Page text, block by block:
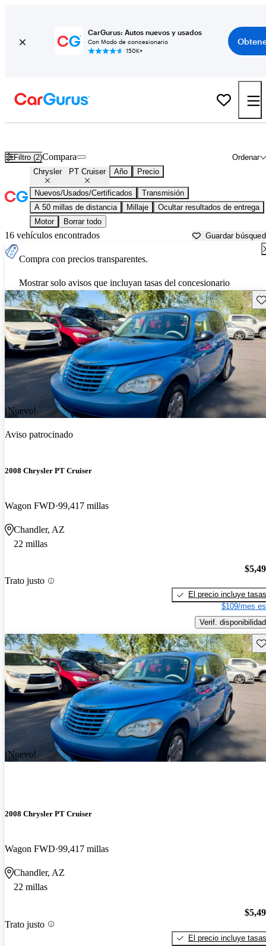
CarGurus: Autos nuevos y usados
Con Modo de concesionario
150K+
Filtro (2) Ordenar
Compara
Chrysler PT Cruiser Año Precio
Nuevos/Usados/Certificados
Transmisión
A 50 millas de distancia
Millaje
Ocultar resultados de entrega
Motor
Borrar todo
16 vehículos encontrados Guardar
Compra con precios transparentes.
Mostrar solo avisos que incluyan tasas del concesionario
¡Nuevo!
Aviso patrocinado
2008 Chrysler PT Cruiser
Wagon FWD 99,417 millas
Chandler, AZ
22 millas
Trato justo
El precio incluye tasas
$109/mes
Verif. disponibilidad
¡Nuevo!
2008 Chrysler PT Cruiser
Wagon FWD 99,417 millas
Chandler, AZ
22 millas
Trato justo
El precio incluye tasas